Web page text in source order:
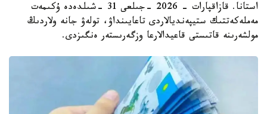
استانا. قازاقپارات - 2026 -جىلعى 31 -شىلدەدە ۇكىمەت
مەملەكەتتىك ستيپەنديالاردى تاعايىنداۋ، تولەۋ جانە ولاردىڭ
مولشەرىنە قاتىستى قاعيدالارعا وزگەرىستەر ەنگىزدى.